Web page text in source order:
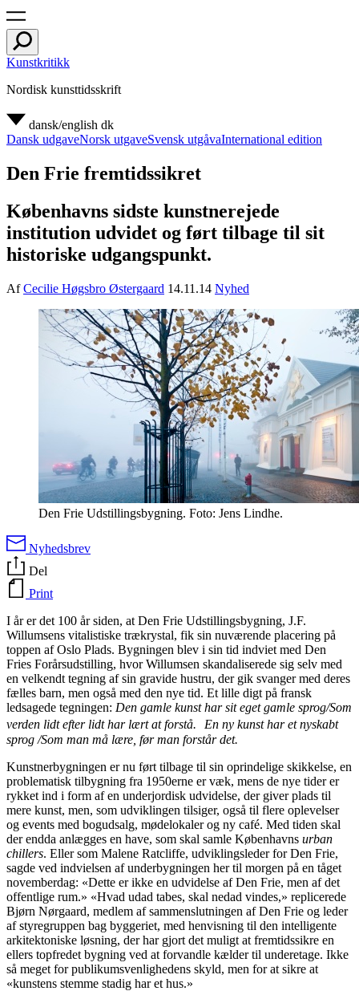
Kunstkritikk
Nordisk kunsttidsskrift
dansk/english dk
Dansk udgaveNorsk utgaveSvensk utgåvaInternational edition
Den Frie fremtidssikret
Københavns sidste kunstnerejede
institution udvidet og ført tilbage til sit
historiske udgangspunkt.
AfCecilie Høgsbro Østergaard 14.11.14 Nyhed
Den Frie Udstillingsbygning. Foto: Jens Lindhe.
Nyhedsbrev
Del
Print
I år er det 100 år siden, at Den Frie Udstillingsbygning, J.F.
Willumsens vitalistiske trækrystal, fik sin nuværende placering på
toppen af Oslo Plads. Bygningen blev i sin tid indviet med Den
Fries Forårsudstilling, hvor Willumsen skandaliserede sig selv med
en velkendt tegning af sin gravide hustru, der gik svanger med deres
fælles barn, men også med den nye tid. Et lille digt på fransk
ledsagede tegningen: Den gamle kunst har sit eget gamle sprog/Som
verden lidt efter lidt har lært at forstå. En ny kunst har et nyskabt
sprog /Som man må lære, før man forstår det.
Kunstnerbygningen er nu ført tilbage til sin oprindelige skikkelse, en
problematisk tilbygning fra 1950erne er væk, mens de nye tider er
rykket ind i form af en underjordisk udvidelse, der giver plads til
mere kunst, men, som udviklingen tilsiger, også til flere oplevelser
og events med bogudsalg, mødelokaler og ny café. Med tiden skal
der endda anlægges en have, som skal samle Københavns urban
chillers. Eller som Malene Ratcliffe, udviklingsleder for Den Frie,
sagde ved indvielsen af underbygningen her til morgen på en tåget
novemberdag: «Dette er ikke en udvidelse af Den Frie, men af det
offentlige rum.» «Hvad udad tabes, skal nedad vindes,» replicerede
Bjørn Nørgaard, medlem af sammenslutningen af Den Frie og leder
af styregruppen bag byggeriet, med henvisning til den intelligente
arkitektoniske løsning, der har gjort det muligt at fremtidssikre en
ellers topfredet bygning ved at forvandle kælder til underetage. Ikke
så meget for publikumsvenlighedens skyld, men for at sikre at
«kunstens stemme stadig har et hus.»